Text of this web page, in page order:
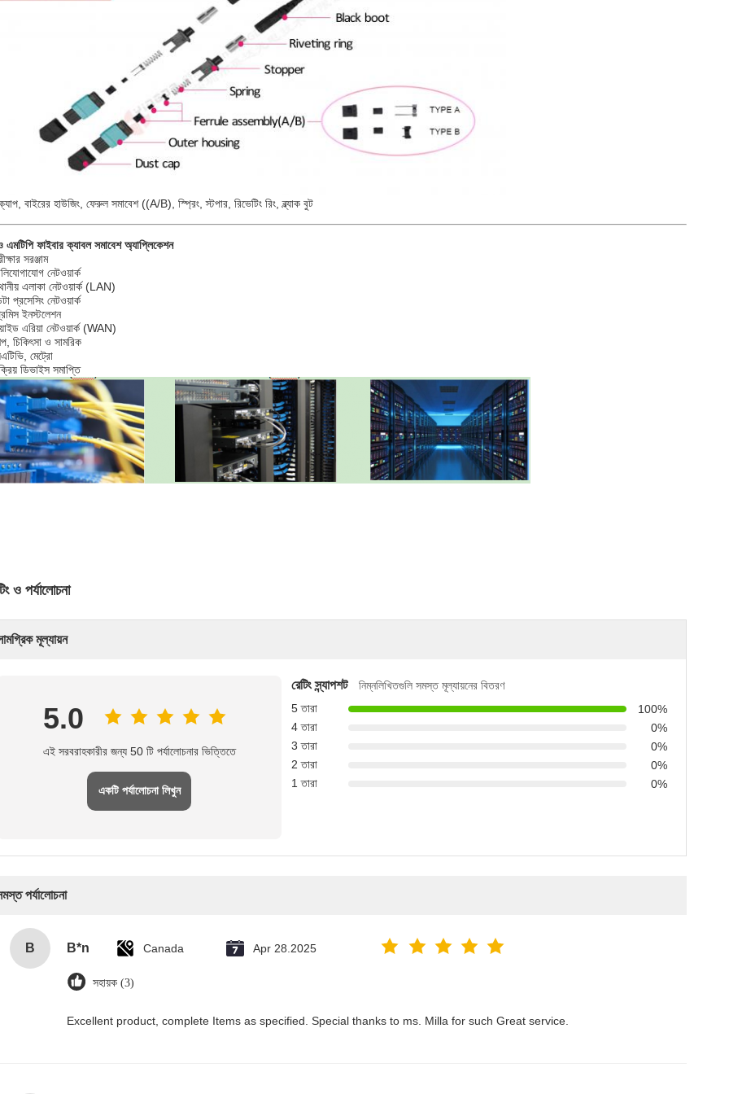
বাইরের হাউজিং, ফেরুল সমাবেশ ((A/B), স্প্রিং, স্টপার, রিভেটিং রিং, ব্ল্যাক বুট
এমটিপি ফাইবার ক্যাবল সমাবেশ অ্যাপ্লিকেশন
সরঞ্জাম
নেটওয়ার্ক
এলাকা নেটওয়ার্ক (LAN)
প্রসেসিং নেটওয়ার্ক
ইনস্টলেশন
এরিয়া নেটওয়ার্ক (WAN)
চিকিৎসা ও সামরিক
মেট্রো
ডিভাইস সমাপ্তি
ও পর্যালোচনা
মূল্যায়ন
5.0
এই সরবরাহকারীর জন্য 50 টি পর্যালোচনার ভিত্তিতে
একটি পর্যালোচনা লিখুন
রেটিং স্ন্যাপশট
নিম্নলিখিতগুলি সমস্ত মূল্যায়নের বিতরণ
5 তারা
100%
4 তারা
0%
3 তারা
0%
2 তারা
0%
1 তারা
0%
পর্যালোচনা
B B*n Canada Apr 28.2025
সহায়ক (3)
Excellent product, complete Items as specified. Special thanks to ms. Milla for such Great service.